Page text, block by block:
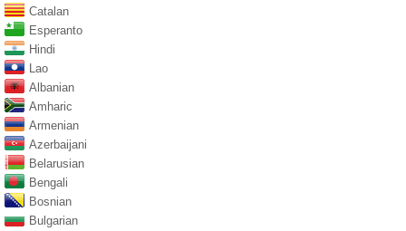
Catalan
Esperanto
Hindi
Lao
Albanian
Amharic
Armenian
Azerbaijani
Belarusian
Bengali
Bosnian
Bulgarian